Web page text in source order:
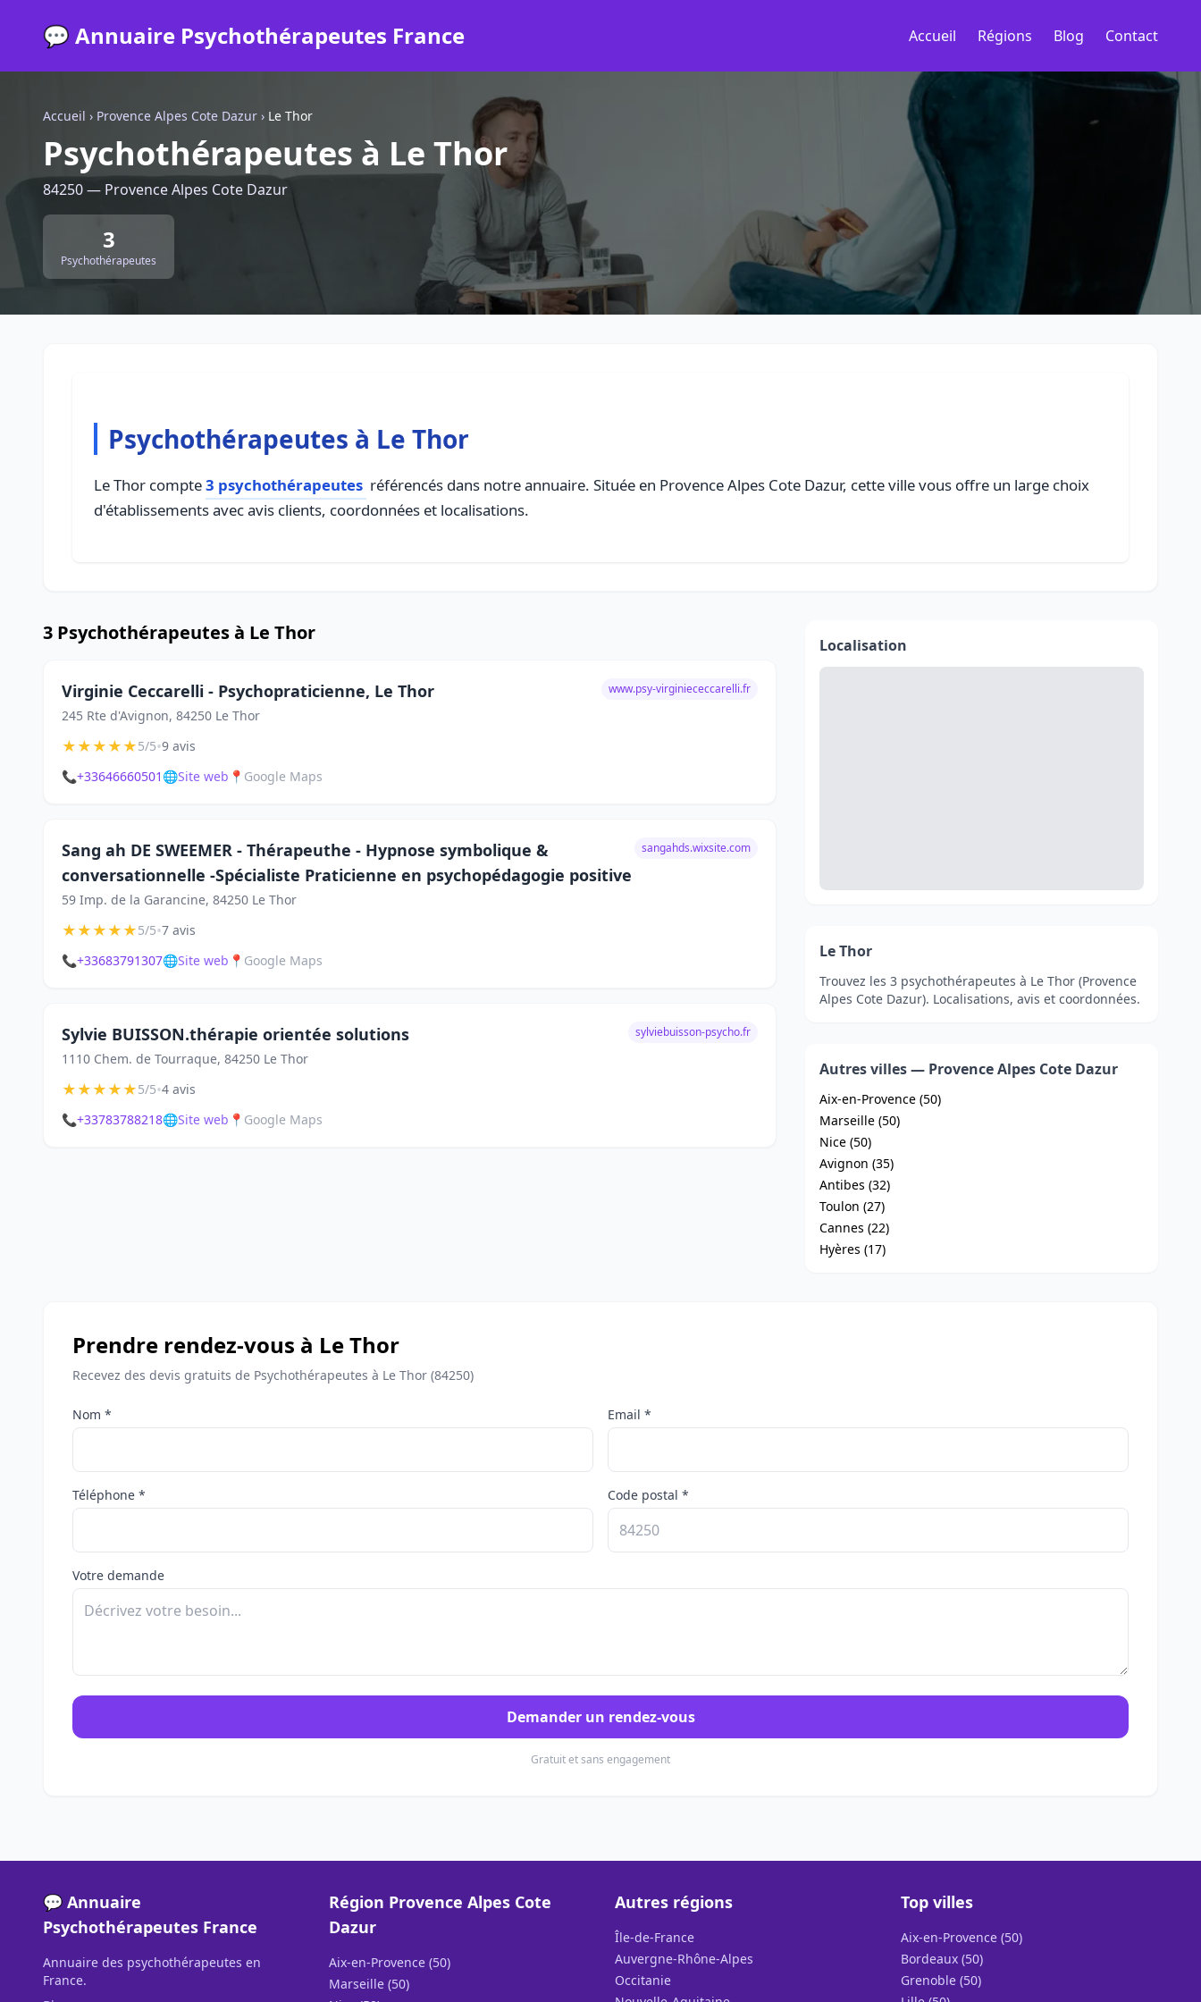
💬 Annuaire Psychothérapeutes France Accueil Régions Blog Contact
Accueil › Provence Alpes Cote Dazur › Le Thor
Psychothérapeutes à Le Thor
84250 — Provence Alpes Cote Dazur
3
Psychothérapeutes
Psychothérapeutes à Le Thor
Le Thor compte3 psychothérapeutes référencés dans notre annuaire. Située en Provence Alpes Cote Dazur, cette ville vous offre un large choix
d'établissements avec avis clients, coordonnées et localisations.
3 Psychothérapeutes à Le Thor
Virginie Ceccarelli - Psychopraticienne, Le Thor
245 Rte d'Avignon, 84250 Le Thor
www.psy-virginiececcarelli.fr
★★★★★5/5•9 avis
📞+33646660501 🌐Site web 📍 Google Maps
Sang ah DE SWEEMER - Thérapeuthe - Hypnose symbolique &
conversationnelle -Spécialiste Praticienne en psychopédagogie positive
59 Imp. de la Garancine, 84250 Le Thor
sangahds.wixsite.com
★★★★★5/5•7 avis
📞+33683791307🌐Site web 📍 Google Maps
Sylvie BUISSON.thérapie orientée solutions
1110 Chem. de Tourraque, 84250 Le Thor
sylviebuisson-psycho.fr
★★★★★5/5•4 avis
📞+33783788218🌐Site web 📍 Google Maps
Localisation
Le Thor
Trouvez les 3 psychothérapeutes à Le Thor (Provence
Alpes Cote Dazur). Localisations, avis et coordonnées.
Autres villes — Provence Alpes Cote Dazur
Aix-en-Provence (50)
Marseille (50)
Nice (50)
Avignon (35)
Antibes (32)
Toulon (27)
Cannes (22)
Hyères (17)
Prendre rendez-vous à Le Thor
Recevez des devis gratuits de Psychothérapeutes à Le Thor (84250)
Nom * Email *
Téléphone * Code postal *
Votre demande
Demander un rendez-vous
Gratuit et sans engagement
💬 Annuaire
Psychothérapeutes France
Annuaire des psychothérapeutes en
France.
Région Provence Alpes Cote
Dazur
Aix-en-Provence (50)
Marseille (50)
Autres régions
Île-de-France
Auvergne-Rhône-Alpes
Occitanie
Top villes
Aix-en-Provence (50)
Bordeaux (50)
Grenoble (50)